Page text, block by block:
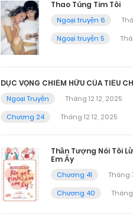
Thao Túng Tim Tôi
Ngoại truyện 6
Ngoại truyện 5
DỤC VỌNG CHIẾM HỮU CỦA TIỂU
Ngoại Truyện
Tháng 12 12, 2025
Chương 24
Tháng 12 12, 2025
Thần Tượng Nói Tôi
Em Ấy
Chương 41
Tháng
Chương 40